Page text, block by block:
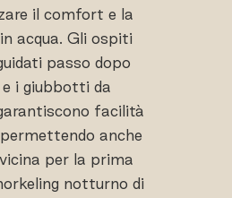
il comfort e la
acqua. Gli ospiti
passo dopo
e i giubbotti da
facilità
anche
per la prima
notturno di